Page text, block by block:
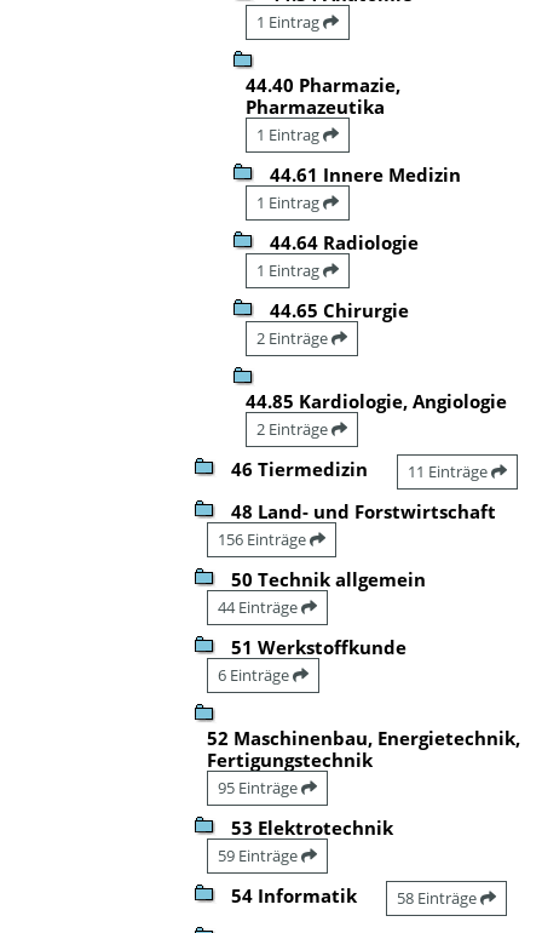
1 Eintrag
44.40 Pharmazie,
Pharmazeutika
1 Eintrag
44.61 Innere Medizin
1 Eintrag
44.64 Radiologie
1 Eintrag
44.65 Chirurgie
2 Einträge
44.85 Kardiologie, Angiologie
2 Einträge
46 Tiermedizin 11 Einträge
48 Land- und Forstwirtschaft
156 Einträge
50 Technik allgemein
44 Einträge
51 Werkstoffkunde
6 Einträge
52 Maschinenbau, Energietechnik,
Fertigungstechnik
95 Einträge
53 Elektrotechnik
59 Einträge
54 Informatik 58 Einträge